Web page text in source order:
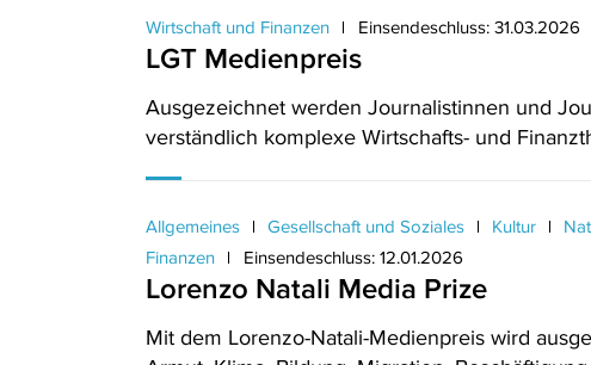
Wirtschaft und Finanzen Einsendeschluss: 31.03.2026
LGT Medienpreis
Ausgezeichnet werden Journalistinnen und
verständlich komplexe Wirtschafts- und
Allgemeines Gesellschaft und Soziales Kultur
Finanzen
Einsendeschluss: 12.01.2026
Lorenzo Natali Media Prize
Mit dem Lorenzo-Natali-Medienpreis wird